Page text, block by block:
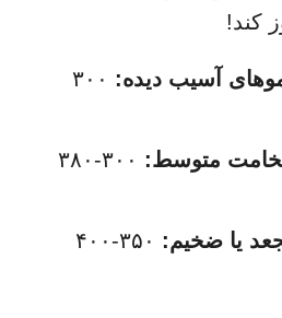
کند!
آسیب دیده: ۳۰۰
متوسط:
۳۰۰-۳۸۰
یا ضخیم:
۳۵۰-۴۰۰